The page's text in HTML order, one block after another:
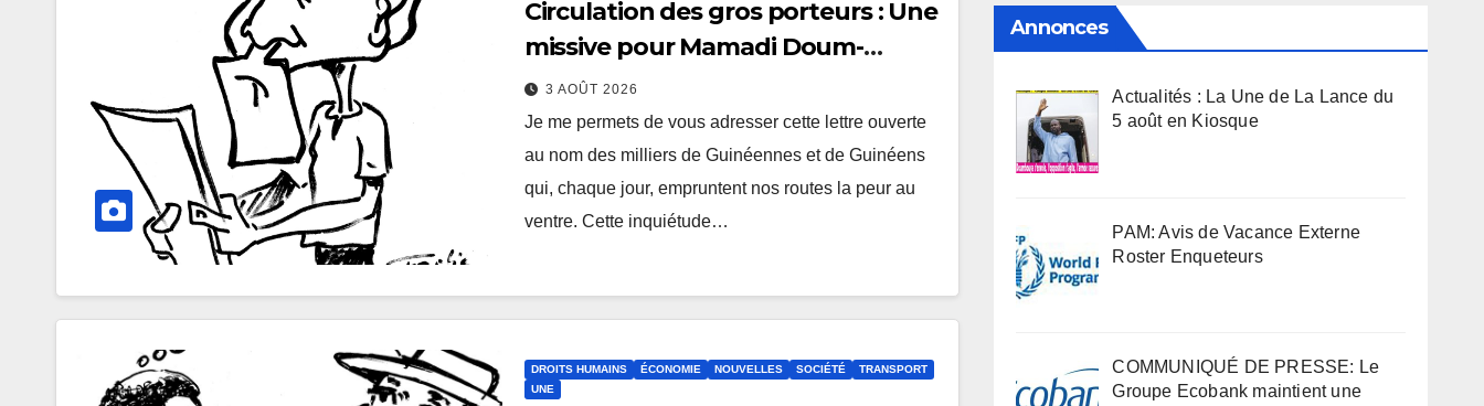
Circulation des gros porteurs : Une
missive pour Mamadi Doum-
bouillant
3 AOÛT 2026
Je me permets de vous adresser cette lettre ouverte
au nom des milliers de Guinéennes et de Guinéens
qui, chaque jour, empruntent nos routes la peur au
ventre. Cette inquiétude…
DROITS HUMAINS ÉCONOMIE NOUVELLES SOCIÉTÉ
TRANSPORT
UNE
Annonces
Actualités : La Une de La Lance du
5 août en Kiosque
PAM: Avis de Vacance Externe
Roster Enqueteurs
COMMUNIQUÉ DE PRESSE: Le
Groupe Ecobank maintient une